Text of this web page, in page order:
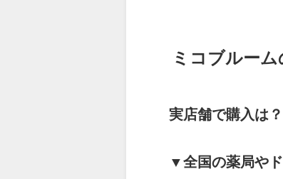
ミコブルーム
実店舗で購入は？
▼全国の薬局や